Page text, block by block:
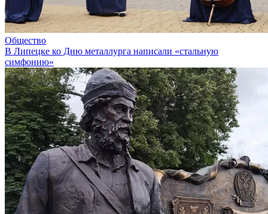
Общество
В Липецке ко Дню металлурга написали «стальную
симфонию»